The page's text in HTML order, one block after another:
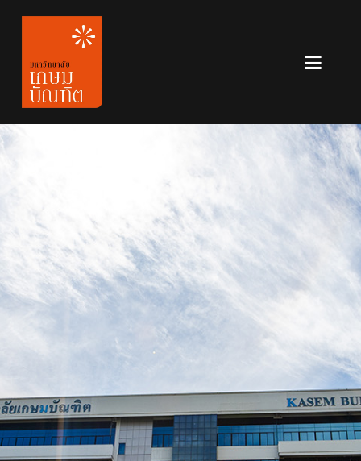
Skip
content
หลักสูตร
เกี่ยวกับมหาวิทยาลัย
ติดต่อเรา
สมัครเรียน